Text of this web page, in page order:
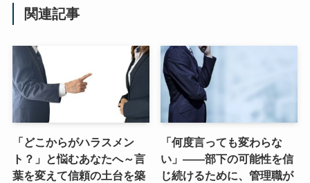
関連記事
「どこからがハラスメン
ト？」と悩むあなたへ～言
葉を変えて信頼の土台を築
「何度言っても変わらな
い」——部下の可能性を信
じ続けるために、管理職が